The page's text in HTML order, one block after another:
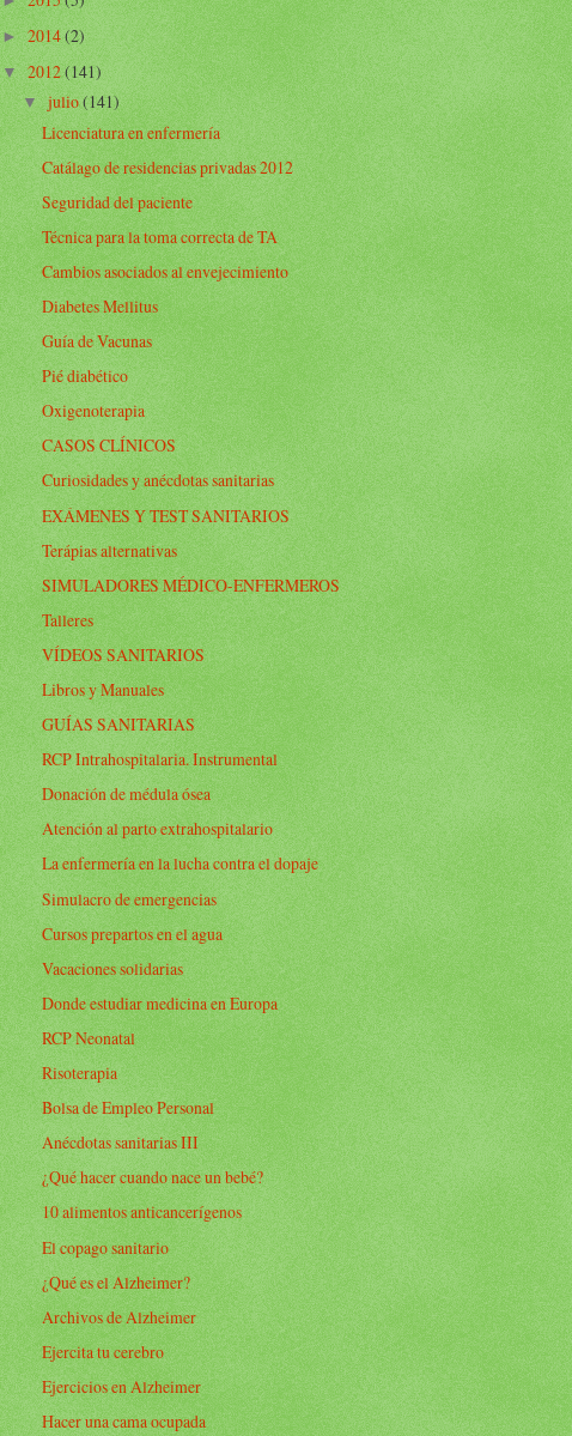
►2014(2)
▼2012(141)
▼julio(141)
Licenciatura en enfermería
Catálago de residencias privadas 2012
Seguridad del paciente
Técnica para la toma correcta de TA
Cambios asociados al envejecimiento
Diabetes Mellitus
Guía de Vacunas
Pié diabético
Oxigenoterapia
CASOS CLÍNICOS
Curiosidades y anécdotas sanitarias
EXÁMENES Y TEST SANITARIOS
Terápias alternativas
SIMULADORES MÉDICO-ENFERMEROS
Talleres
VÍDEOS SANITARIOS
Libros y Manuales
GUÍAS SANITARIAS
RCP Intrahospitalaria. Instrumental
Donación de médula ósea
Atención al parto extrahospitalario
La enfermería en la lucha contra el dopaje
Simulacro de emergencias
Cursos prepartos en el agua
Vacaciones solidarias
Donde estudiar medicina en Europa
RCP Neonatal
Risoterapia
Bolsa de Empleo Personal
Anécdotas sanitarias III
¿Qué hacer cuando nace un bebé?
10 alimentos anticancerígenos
El copago sanitario
¿Qué es el Alzheimer?
Archivos de Alzheimer
Ejercita tu cerebro
Ejercicios en Alzheimer
Hacer una cama ocupada